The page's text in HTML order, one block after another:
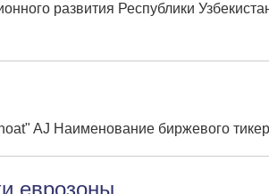
развития Республики
AJ Наименование биржевого
еврозоны